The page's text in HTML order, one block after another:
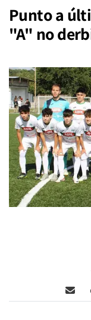
Punto a
"A" no